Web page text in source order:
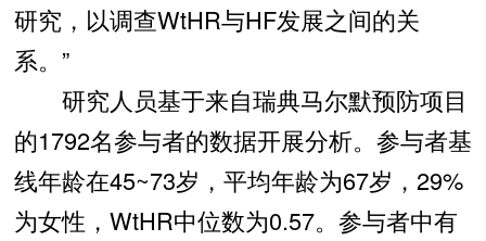
研究，以调查WtHR与HF发展之间的关
系。”
研究人员基于来自瑞典马尔默预防项目
的1792名参与者的数据开展分析。参与者基
线年龄在45~73岁，平均年龄为67岁，29%
为女性，WtHR中位数为0.57。参与者中有